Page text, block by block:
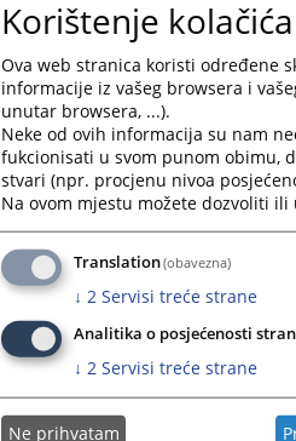
Korištenje kolačića
Ova web stranica koristi određene
informacije iz vašeg browsera i
unutar browsera, ...).
Neke od ovih informacija su nam
fukcionisati u svom punom obimu,
stvari (npr. procjenu nivoa
Na ovom mjestu možete dozvoliti
Translation(obavezna)
↓ 2 Servisi treće strane
Analitika o posjećenosti
↓ 2 Servisi treće strane
Ne prihvatam